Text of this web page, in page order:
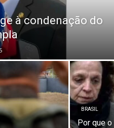
à condenação do
BRASIL
Por que